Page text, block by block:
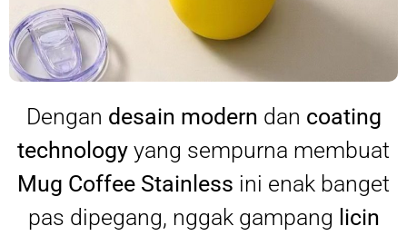
Dengan desain modern dan coating
technology yang sempurna membuat
Mug Coffee Stainless ini enak banget
pas dipegang, nggak gampang licin